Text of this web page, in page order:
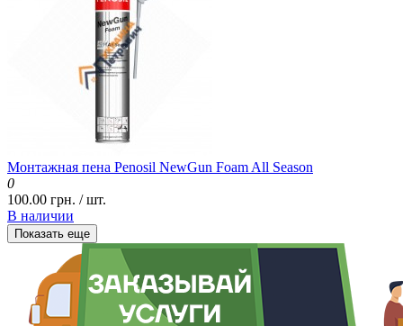
Монтажная пена Penosil NewGun Foam All Season
0
100.00 грн. / шт.
В наличии
Показать еще